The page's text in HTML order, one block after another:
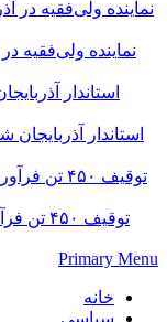
نماینده ولی‌فقیه
استاندار
توقیف
Primary Menu
خانه
سیاسی